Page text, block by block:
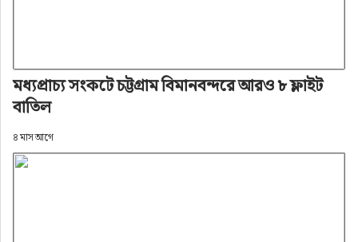
মধ্যপ্রাচ্য সংকটে চট্টগ্রাম বিমানবন্দরে আরও ৮ ফ্লাইট
বাতিল
৪ মাস আগে